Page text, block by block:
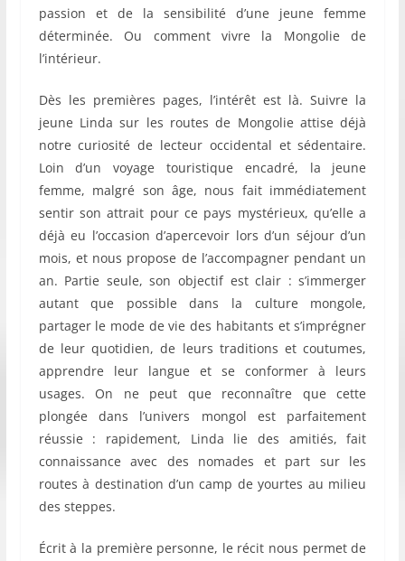
passion et de la sensibilité d’une jeune femme
déterminée. Ou comment vivre la Mongolie de
l’intérieur.
Dès les premières pages, l’intérêt est là. Suivre la
jeune Linda sur les routes de Mongolie attise déjà
notre curiosité de lecteur occidental et sédentaire.
Loin d’un voyage touristique encadré, la jeune
femme, malgré son âge, nous fait immédiatement
sentir son attrait pour ce pays mystérieux, qu’elle a
déjà eu l’occasion d’apercevoir lors d’un séjour d’un
mois, et nous propose de l’accompagner pendant un
an. Partie seule, son objectif est clair : s’immerger
autant que possible dans la culture mongole,
partager le mode de vie des habitants et s’imprégner
de leur quotidien, de leurs traditions et coutumes,
apprendre leur langue et se conformer à leurs
usages. On ne peut que reconnaître que cette
plongée dans l’univers mongol est parfaitement
réussie : rapidement, Linda lie des amitiés, fait
connaissance avec des nomades et part sur les
routes à destination d’un camp de yourtes au milieu
des steppes.
Écrit à la première personne, le récit nous permet de